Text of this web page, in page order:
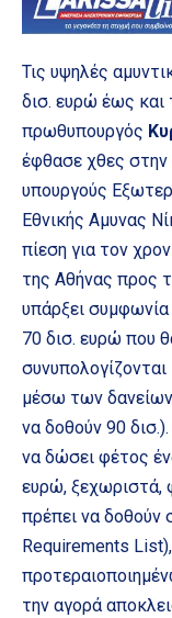
Τις υψηλές
δισ. ευρώ έως και
πρωθυπουργός
έφθασε χθες στην
υπουργούς
Εθνικής Αμυνας
πίεση για τον
της Αθήνας προς
υπάρξει
70 δισ. ευρώ που
μέσω των δανείων
να δοθούν 90
να δώσει φέτος
ευρώ, ξεχωριστά,
πρέπει να δοθούν
Requirements
την αγορά